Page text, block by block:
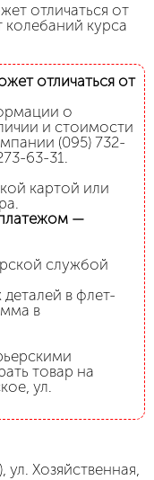
отличаться от
колебаний курса
отличаться от
о
и стоимости
(095) 732-
63-31.
картой или
—
службой
деталей в флет-
в
товар на
ул.
ул. Хозяйственная,